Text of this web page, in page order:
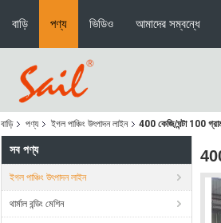
বাড়ি পণ্য ভিডিও আমাদের সম্বন্ধে
বাড়ি পণ্য ইগল পাঞ্চিং উৎপাদন লাইন 400 কেজি/ঘন্টা 100 গ্রাম
সব পণ্য
ইগল পাঞ্চিং উৎপাদন লাইন
থার্মাল বন্ডিং মেশিন